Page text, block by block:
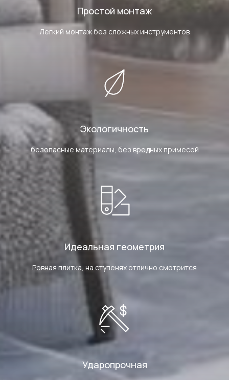
Простой монтаж
Легкий монтаж без сложных инструментов
Экологичность
безопасные материалы, без вредных примесей
Идеальная геометрия
Ровная плитка, на ступенях отлично смотрится
Ударопрочная